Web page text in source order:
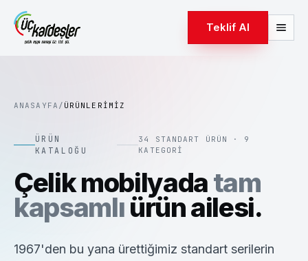
Teklif Al
ANASAYFA / ÜRÜNLERIMIZ
ÜRÜN
KATALOĞU
34 STANDART ÜRÜN · 9
KATEGORI
Çelik mobilyadatam
kapsamlıürün ailesi.
1967'den bu yana ürettiğimiz standart serilerin